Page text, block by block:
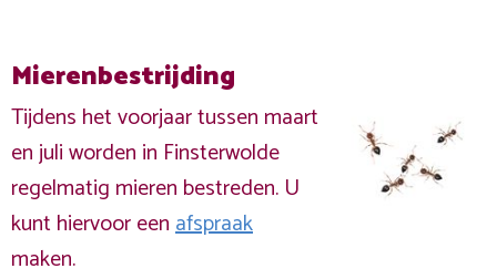
Mierenbestrijding
Tijdens het voorjaar tussen maart
en juli worden in Finsterwolde
regelmatig mieren bestreden. U
kunt hiervoor eenafspraak
maken.